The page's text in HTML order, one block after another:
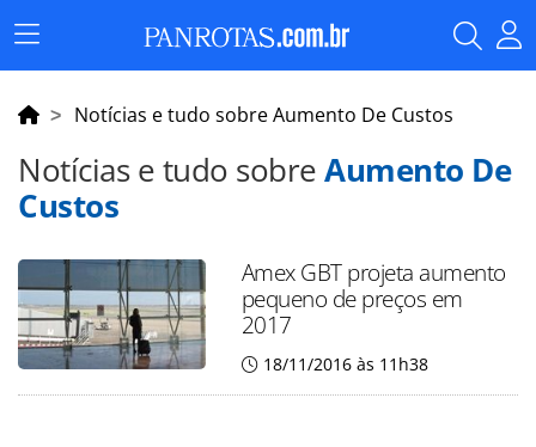
Menu
Principal
Notícias e tudo sobre Aumento De Custos
Notícias e tudo sobreAumento De
Custos
Amex GBT projeta aumento
pequeno de preços em
2017
18/11/2016 às 11h38